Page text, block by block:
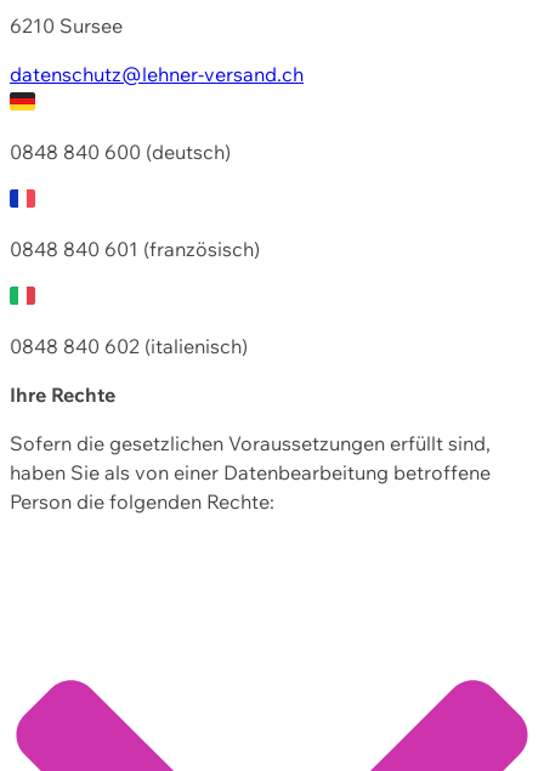
6210 Sursee
datenschutz@lehner-versand.ch
0848 840 600 (deutsch)
0848 840 601 (französisch)
0848 840 602 (italienisch)
Ihre Rechte
Sofern die gesetzlichen Voraussetzungen erfüllt sind,
haben Sie als von einer Datenbearbeitung betroffene
Person die folgenden Rechte: